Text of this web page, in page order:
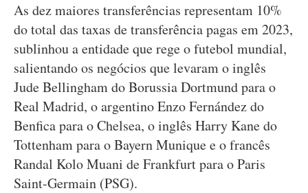
As dez maiores transferências representam 10%
do total das taxas de transferência pagas em 2023,
sublinhou a entidade que rege o futebol mundial,
salientando os negócios que levaram o inglês
Jude Bellingham do Borussia Dortmund para o
Real Madrid, o argentino Enzo Fernández do
Benfica para o Chelsea, o inglês Harry Kane do
Tottenham para o Bayern Munique e o francês
Randal Kolo Muani de Frankfurt para o Paris
Saint-Germain (PSG).